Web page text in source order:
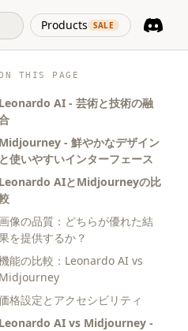
Products SALE
(opens in
THIS PAGE
Leonardo AI - 芸術と技術の融
Midjourney - 鮮やかなデザイン
と使いやすいインターフェース
Leonardo AIとMidjourneyの比
像の品質：どちらが優れた結
を提供するか？
能の比較：Leonardo AI vs
Midjourney
格設定とアクセシビリティ
Leonardo AI vs Midjourney -